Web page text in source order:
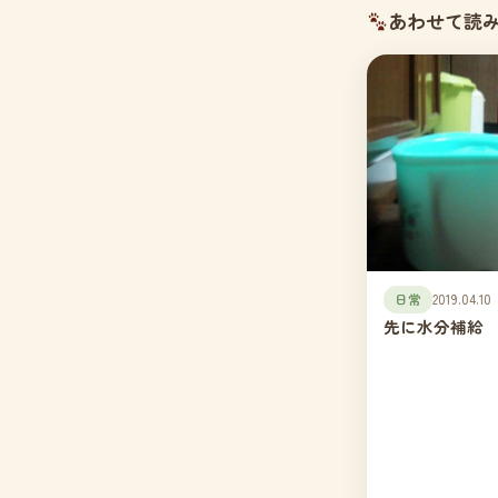
あわせて読
日常 2019.04.10
先に水分補給